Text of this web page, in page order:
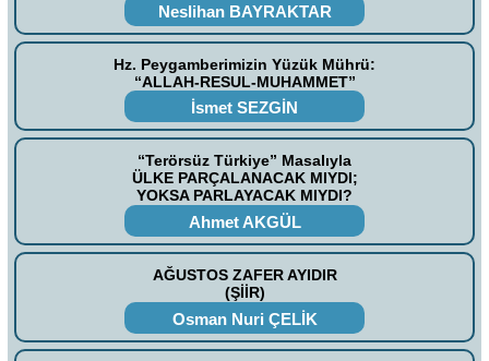
Neslihan BAYRAKTAR
Hz. Peygamberimizin Yüzük Mührü:
“ALLAH-RESUL-MUHAMMET”
İsmet SEZGİN
“Terörsüz Türkiye” Masalıyla
ÜLKE PARÇALANACAK MIYDI;
YOKSA PARLAYACAK MIYDI?
Ahmet AKGÜL
AĞUSTOS ZAFER AYIDIR
(ŞİİR)
Osman Nuri ÇELİK